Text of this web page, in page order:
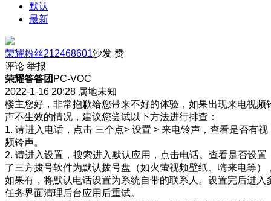
默认
最新
荣耀粉丝212468601沙发 赞
评论 举报
荣耀答答团 PC-VOC
2022-1-16 20:28 属地未知
楼主您好，非常抱歉给您带来不好的体验，如果出现来电视频
声不生效的情况，建议您尝试以下方法进行排查：
1. 请进入电话，点击 三个点> 设置 > 来电铃声，查看是否有视
频铃声。
2. 请进入设置，搜索进入默认应用，点击电话。查看是否设置
了三方拨号软件为默认拨号盘（如火萤视频壁纸、嗨来电等）
如果有，将默认电话设置为系统自带的联系人。设置完后进入
任务界面清理后台应用后重试。